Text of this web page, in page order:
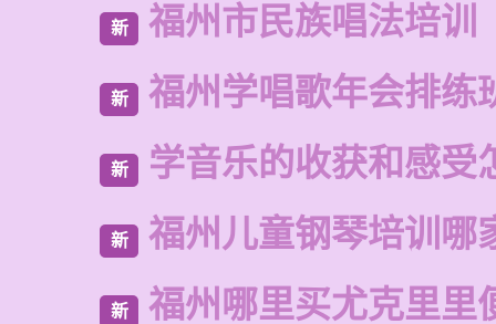
新 福州市民族唱法培训
新 福州学唱歌年会排练
新 学音乐的收获和感受
新 福州儿童钢琴培训哪
新 福州哪里买尤克里里